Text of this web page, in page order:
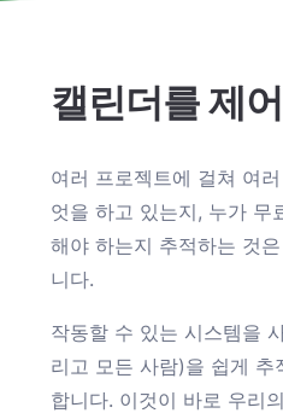
캘린더를 제
여러 프로젝트에 걸쳐 여
엇을 하고 있는지, 누가 무
해야 하는지 추적하는 것
니다.
작동할 수 있는 시스템을
리고 모든 사람)을 쉽게 추
합니다. 이것이 바로 우리